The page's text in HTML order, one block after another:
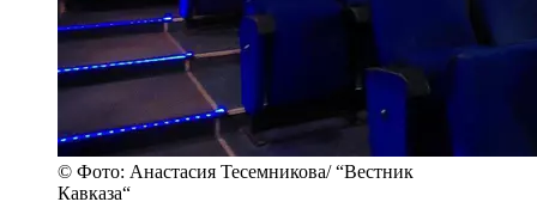
© Фото: Анастасия Тесемникова/ “Вестник
Кавказа“